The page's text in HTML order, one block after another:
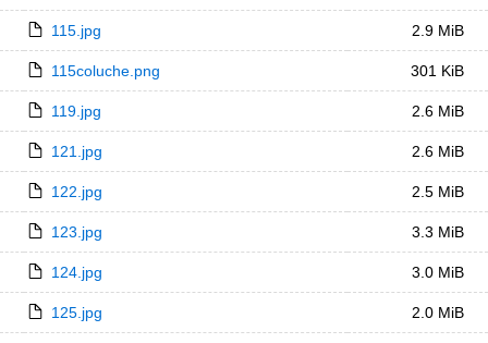
115.jpg 2.9 MiB
115coluche.png 301 KiB
119.jpg 2.6 MiB
121.jpg 2.6 MiB
122.jpg 2.5 MiB
123.jpg 3.3 MiB
124.jpg 3.0 MiB
125.jpg 2.0 MiB